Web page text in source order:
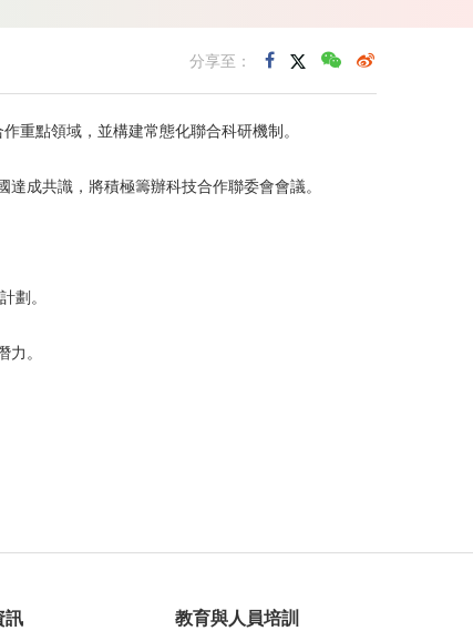
分享至：
重點領域，並構建常態化聯合科研機制。
成共識，將積極籌辦科技合作聯委會會議。
劃。
。
訊 教育與人員培訓